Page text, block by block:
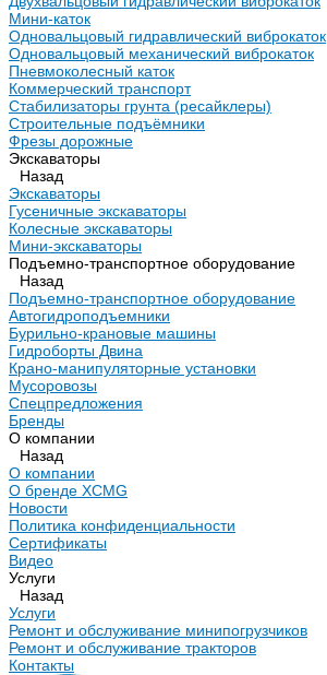
Мини-каток
Одновальцовый гидравлический виброкаток
Одновальцовый механический виброкаток
Пневмоколесный каток
Коммерческий транспорт
Стабилизаторы грунта (ресайклеры)
Строительные подъёмники
Фрезы дорожные
Экскаваторы
Назад
Экскаваторы
Гусеничные экскаваторы
Колесные экскаваторы
Мини-экскаваторы
Подъемно-транспортное оборудование
Назад
Подъемно-транспортное оборудование
Автогидроподъемники
Бурильно-крановые машины
Гидроборты Двина
Крано-манипуляторные установки
Мусоровозы
Спецпредложения
Бренды
О компании
Назад
О компании
О бренде XCMG
Новости
Политика конфиденциальности
Сертификаты
Видео
Услуги
Назад
Услуги
Ремонт и обслуживание минипогрузчиков
Ремонт и обслуживание тракторов
Контакты